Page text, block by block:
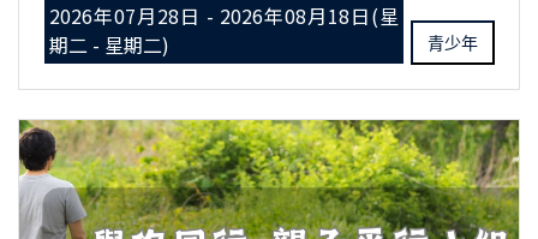
2026年07月28日 - 2026年08月18日(星
期二 - 星期二)
青少年